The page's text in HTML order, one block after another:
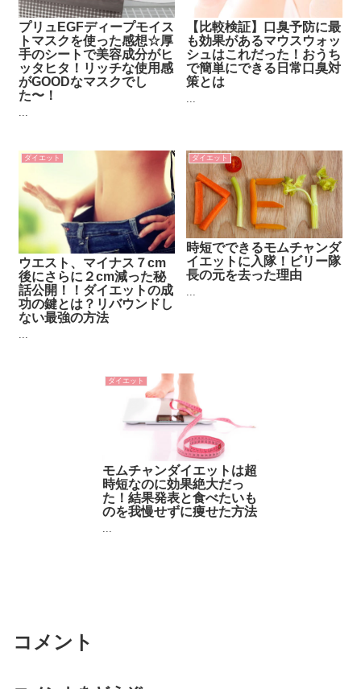
プリュEGFディープモイス
トマスクを使った感想☆厚
手のシートで美容成分がヒ
ッタヒタ！リッチな使用感
がGOODなマスクでし
た〜！
【比較検証】口臭予防に最
も効果があるマウスウォッ
シュはこれだった！おうち
で簡単にできる日常口臭対
策とは
ダイエット
ウエスト、マイナス７cm
後にさらに２cm減った秘
話公開！！ダイエットの成
功の鍵とは？リバウンドし
ない最強の方法
...
ダイエット
時短でできるモムチャンダ
イエットに入隊！ビリー隊
長の元を去った理由
...
ダイエット
モムチャンダイエットは超
時短なのに効果絶大だっ
た！結果発表と食べたいも
のを我慢せずに痩せた方法
...
コメント